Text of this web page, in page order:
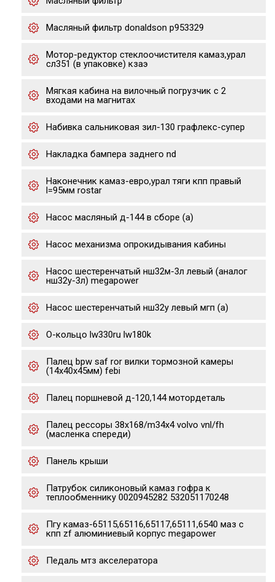
Масляный фильтр donaldson p953329
Мотор-редуктор стеклоочистителя камаз,урал
сл351 (в упаковке) кзаэ
Мягкая кабина на вилочный погрузчик с 2
входами на магнитах
Набивка сальниковая зил-130 графлекс-супер
Накладка бампера заднего nd
Наконечник камаз-евро,урал тяги кпп правый
l=95мм rostar
Насос масляный д-144 в сборе (а)
Насос механизма опрокидывания кабины
Насос шестеренчатый нш32м-3л левый (аналог
нш32у-3л) megapower
Насос шестеренчатый нш32у левый мгп (а)
О-кольцо lw330ru lw180k
Палец bpw saf ror вилки тормозной камеры
(14х40х45мм) febi
Палец поршневой д-120,144 мотордеталь
Палец рессоры 38x168/m34x4 volvo vnl/fh
(масленка спереди)
Панель крыши
Патрубок силиконовый камаз гофра к
теплообменнику 0020945282 532051170248
Пгу камаз-65115,65116,65117,65111,6540 маз с
кпп zf алюминиевый корпус megapower
Педаль мтз акселератора